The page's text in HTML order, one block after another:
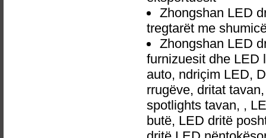
Zhongshan LED
tregtarët me
Zhongshan LED
furnizuesit dhe LED
auto, ndriçim LED,
rrugëve, dritat
spotlights tavan, ,
butë, LED dritë